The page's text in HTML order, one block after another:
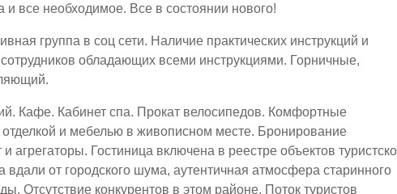
и все необходимое. Все в состоянии нового!
группа в соц сети. Наличие практических инструкций и
обладающих всеми инструкциями. Горничные,
Кафе. Кабинет спа. Прокат велосипедов. Комфортные
и мебелью в живописном месте. Бронирование
агрегаторы. Гостиница включена в реестре объектов
вдали от городского шума, аутентичная атмосфера старинного
Отсутствие конкурентов в этом районе. Поток туристов